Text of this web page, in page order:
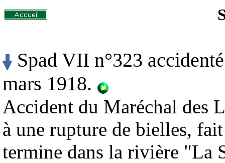
Spad VII n°323
mars 1918.
Accident du Maréchal des
à une rupture de bielles,
termine dans la rivière "La